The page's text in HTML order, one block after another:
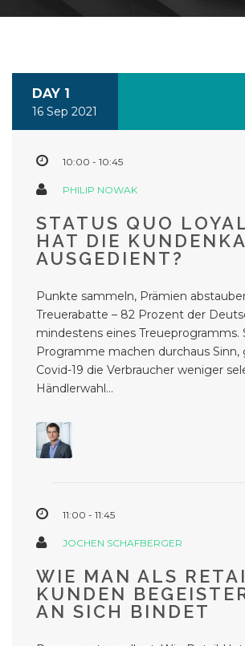
DAY 1
16 Sep 2021
10:00 - 10:45
PHILIP NOWAK
STATUS QUO
HAT DIE
AUSGEDIENT?
Punkte sammeln, Prämien
Treuerabatte – 82 Prozent der
mindestens eines Treueprogramms.
Programme machen durchaus Sinn,
Covid-19 die Verbraucher weniger
Händlerwahl...
11:00 - 11:45
JOCHEN SCHAFBERGER
WIE MAN ALS
KUNDEN
AN SICH BINDET